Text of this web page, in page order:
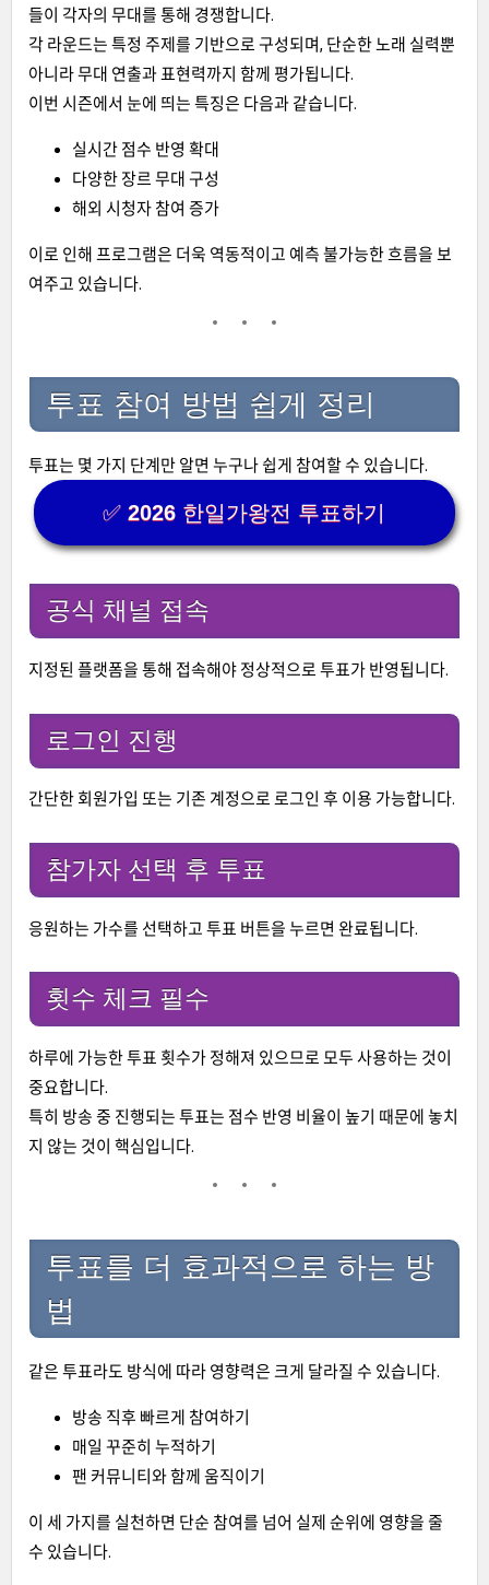
들이 각자의 무대를 통해 경쟁합니다.
각 라운드는 특정 주제를 기반으로 구성되며, 단순한 노래 실력뿐
아니라 무대 연출과 표현력까지 함께 평가됩니다.
이번 시즌에서 눈에 띄는 특징은 다음과 같습니다.
실시간 점수 반영 확대
다양한 장르 무대 구성
해외 시청자 참여 증가
이로 인해 프로그램은 더욱 역동적이고 예측 불가능한 흐름을 보
여주고 있습니다.
투표 참여 방법 쉽게 정리
투표는 몇 가지 단계만 알면 누구나 쉽게 참여할 수 있습니다.
✅ 2026 한일가왕전 투표하기
공식 채널 접속
지정된 플랫폼을 통해 접속해야 정상적으로 투표가 반영됩니다.
로그인 진행
간단한 회원가입 또는 기존 계정으로 로그인 후 이용 가능합니다.
참가자 선택 후 투표
응원하는 가수를 선택하고 투표 버튼을 누르면 완료됩니다.
횟수 체크 필수
하루에 가능한 투표 횟수가 정해져 있으므로 모두 사용하는 것이
중요합니다.
특히 방송 중 진행되는 투표는 점수 반영 비율이 높기 때문에 놓치
지 않는 것이 핵심입니다.
투표를 더 효과적으로 하는 방
법
같은 투표라도 방식에 따라 영향력은 크게 달라질 수 있습니다.
방송 직후 빠르게 참여하기
매일 꾸준히 누적하기
팬 커뮤니티와 함께 움직이기
이 세 가지를 실천하면 단순 참여를 넘어 실제 순위에 영향을 줄
수 있습니다.